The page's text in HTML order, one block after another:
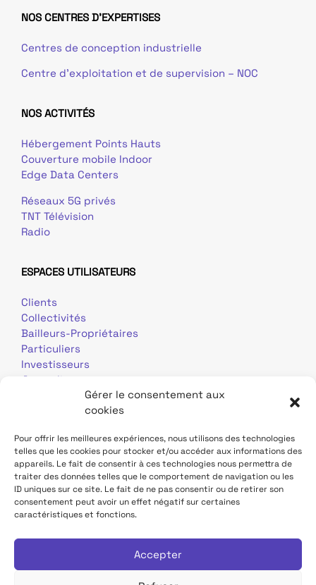
Gérer le consentement aux
cookies
Pour offrir les meilleures expériences, nous utilisons des technologies
telles que les cookies pour stocker et/ou accéder aux informations des
appareils. Le fait de consentir à ces technologies nous permettra de
traiter des données telles que le comportement de navigation ou les
ID uniques sur ce site. Le fait de ne pas consentir ou de retirer son
consentement peut avoir un effet négatif sur certaines
caractéristiques et fonctions.
Accepter
NOS CENTRES D'EXPERTISES
Centres de conception industrielle
Centre d’exploitation et de supervision – NOC
NOS ACTIVITÉS
Hébergement Points Hauts
Couverture mobile Indoor
Edge Data Centers
Réseaux 5G privés
TNT Télévision
Radio
ESPACES UTILISATEURS
Clients
Collectivités
Bailleurs-Propriétaires
Particuliers
Investisseurs
Journalistes
Mentions légales Données personnelles
Contact Site TDF Infrastructure
Déclaration d'accessibilité